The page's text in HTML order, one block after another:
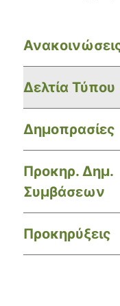
Δελτία Τύπου
Δημοπρασίες
Προκηρ. Δημ.
Συμβάσεων
Προκηρύξεις